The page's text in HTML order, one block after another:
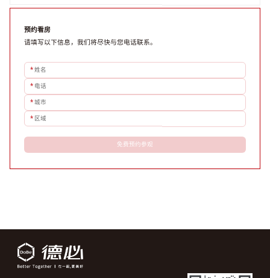
款。选址是综合性战略决策，旨在让办公
预约看房
请填写以下信息，我们将尽快与您电话联系。
*姓名
* 电话
*城市
* 区域
免费预约参观